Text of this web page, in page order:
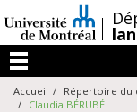
au
contenu
/
Menu
Accueil Répertoire du
Claudia BÉRUBÉ